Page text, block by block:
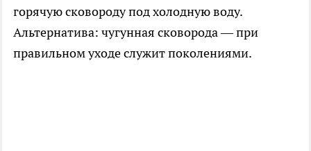
горячую сковороду под холодную воду.
Альтернатива: чугунная сковорода — при
правильном уходе служит поколениями.